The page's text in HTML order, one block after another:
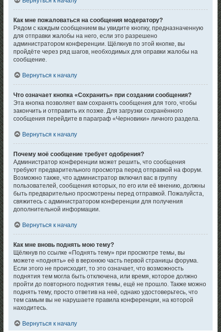
Как мне пожаловаться на сообщения модератору?
Рядом с каждым сообщением вы увидите кнопку, предназначенную
для отправки жалобы на него, если это разрешено
администратором конференции. Щёлкнув по этой кнопке, вы
пройдёте через ряд шагов, необходимых для оправки жалобы на
сообщение.
Вернуться к началу
Что означает кнопка «Сохранить» при создании сообщения?
Эта кнопка позволяет вам сохранять сообщения для того, чтобы
закончить и отправить их позже. Для загрузки сохранённого
сообщения перейдите в параграф «Черновики» личного раздела.
Вернуться к началу
Почему моё сообщение требует одобрения?
Администратор конференции может решить, что сообщения
требуют предварительного просмотра перед отправкой на форум.
Возможно также, что администратор включил вас в группу
пользователей, сообщения которых, по его или её мнению, должны
быть предварительно просмотрены перед отправкой. Пожалуйста,
свяжитесь с администратором конференции для получения
дополнительной информации.
Вернуться к началу
Как мне вновь поднять мою тему?
Щёлкнув по ссылке «Поднять тему» при просмотре темы, вы
можете «поднять» её в верхнюю часть первой страницы форума.
Если этого не происходит, то это означает, что возможность
поднятия тем могла быть отключена, или время, которое должно
пройти до повторного поднятия темы, ещё не прошло. Также можно
поднять тему, просто ответив на неё, однако удостоверьтесь, что
тем самым вы не нарушаете правила конференции, на которой
находитесь.
Вернуться к началу